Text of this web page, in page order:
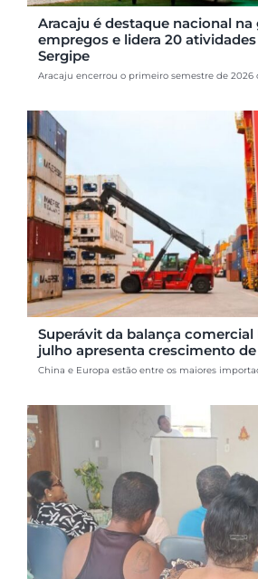
Aracaju é destaque nacional na
empregos e lidera 20
Sergipe
Aracaju encerrou o primeiro semestre de 2026
Superávit da balança comercial
julho apresenta crescimento de
China e Europa estão entre os maiores